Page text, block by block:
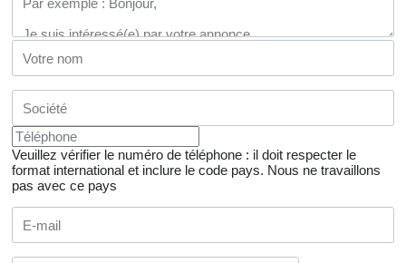
Veuillez vérifier le numéro de téléphone : il doit respecter le
format international et inclure le code pays. Nous ne travaillons
pas avec ce pays